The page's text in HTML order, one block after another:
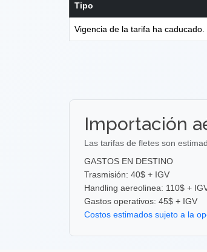
Tipo
Vigencia de la tarifa ha caducado.
Importación
Las tarifas de fletes son
GASTOS EN DESTINO
Trasmisión: 40$ + IGV
Handling aereolinea: 110$ +
Gastos operativos: 45$ + IGV
Costos estimados sujeto a la